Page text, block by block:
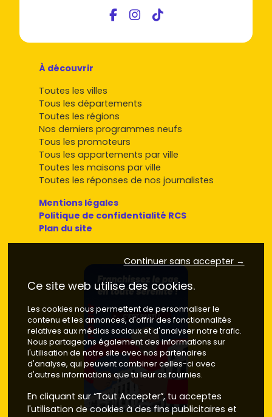
À découvrir
Toutes les villes
Tous les départements
Toutes les régions
Nos derniers programmes neufs
Tous les promoteurs
Tous les appartements par ville
Toutes les maisons par ville
Toutes les réponses de nos journalistes
Mentions légales
Politique de confidentialité RCS
Plan du site
Continuer sans accepter →
Ce site web utilise des cookies.
Les cookies nous permettent de personnaliser le
contenu et les annonces, d'offrir des fonctionnalités
relatives aux médias sociaux et d'analyser notre trafic.
Nous partageons également des informations sur
l'utilisation de notre site avec nos partenaires
d'analyse, qui peuvent combiner celles-ci avec
d'autres informations que tu leur as fournies.
En cliquant sur “Tout Accepter”, tu acceptes
l'utilisation de cookies à des fins publicitaires et